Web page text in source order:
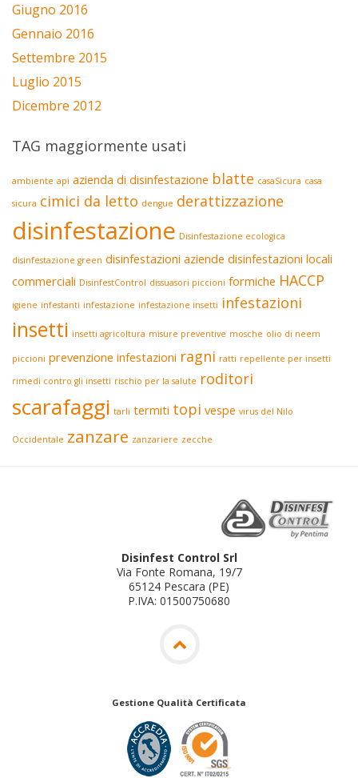
Giugno 2016
Gennaio 2016
Settembre 2015
Luglio 2015
Dicembre 2012
TAG maggiormente usati
ambiente api azienda di disinfestazione blatte casaSicura casa
sicura cimici da letto dengue derattizzazione
disinfestazione Disinfestazione ecologica
disinfestazione green disinfestazioni aziende disinfestazioni locali
commerciali DisinfestControl dissuasori piccioni formiche HACCP
igiene infestanti infestazione infestazione insetti infestazioni
insetti insetti agricoltura misure preventive mosche olio di neem
piccioni prevenzione infestazioni ragni ratti repellente per insetti
rimedi contro gli insetti rischio per la salute roditori
scarafaggi tarli termiti topi vespe virus del Nilo
Occidentale zanzare zanzariere zecche
Disinfest Control Srl
Via Fonte Romana, 19/7
65124 Pescara (PE)
P.IVA: 01500750680
Gestione Qualità Certificata